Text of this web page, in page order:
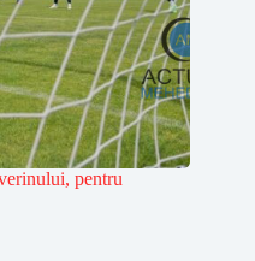
pentru